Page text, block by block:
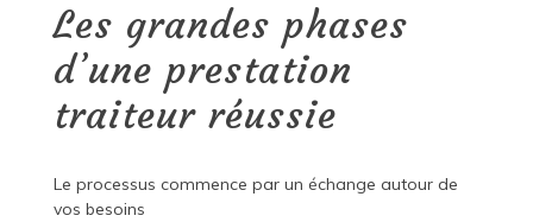
Les grandes phases
d’une prestation
traiteur réussie
Le processus commence par un échange autour de
vos besoins